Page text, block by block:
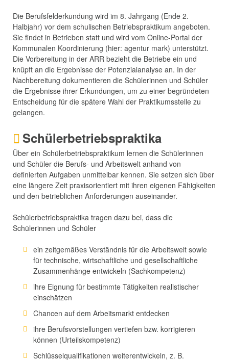
Die Berufsfelderkundung wird im 8. Jahrgang (Ende 2.
Halbjahr) vor dem schulischen Betriebspraktikum angeboten.
Sie findet in Betrieben statt und wird vom Online-Portal der
Kommunalen Koordinierung (hier: agentur mark) unterstützt.
Die Vorbereitung in der ARR bezieht die Betriebe ein und
knüpft an die Ergebnisse der Potenzialanalyse an. In der
Nachbereitung dokumentieren die Schülerinnen und Schüler
die Ergebnisse ihrer Erkundungen, um zu einer begründeten
Entscheidung für die spätere Wahl der Praktikumsstelle zu
gelangen.
Schülerbetriebspraktika
Über ein Schülerbetriebspraktikum lernen die Schülerinnen
und Schüler die Berufs- und Arbeitswelt anhand von
definierten Aufgaben unmittelbar kennen. Sie setzen sich über
eine längere Zeit praxisorientiert mit ihren eigenen Fähigkeiten
und den betrieblichen Anforderungen auseinander.
Schülerbetriebspraktika tragen dazu bei, dass die
Schülerinnen und Schüler
ein zeitgemäßes Verständnis für die Arbeitswelt sowie
für technische, wirtschaftliche und gesellschaftliche
Zusammenhänge entwickeln (Sachkompetenz)
ihre Eignung für bestimmte Tätigkeiten realistischer
einschätzen
Chancen auf dem Arbeitsmarkt entdecken
ihre Berufsvorstellungen vertiefen bzw. korrigieren
können (Urteilskompetenz)
Schlüsselqualifikationen weiterentwickeln, z. B.